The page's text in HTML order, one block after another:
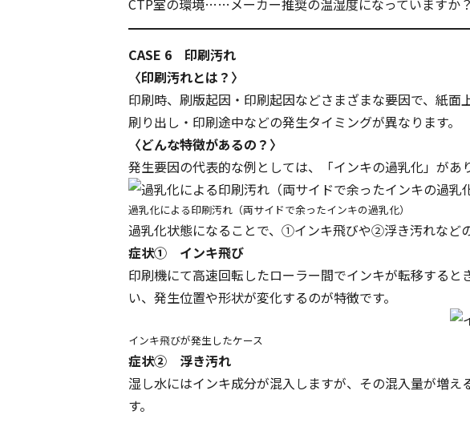
CTP室の環境……メーカー推奨の温湿度になっていますか
CASE 6 印刷汚れ
〈印刷汚れとは？〉
印刷時、刷版起因・印刷起因などさまざまな要因で、紙面
刷り出し・印刷途中などの発生タイミングが異なります。
〈どんな特徴があるの？〉
発生要因の代表的な例としては、
「インキの過乳化」 があ
過乳化による印刷汚れ（両サイドで余ったインキの過乳化）
過乳化状態になることで、①インキ飛びや②浮き汚れなど
症状① インキ飛び
印刷機にて高速回転したローラー間でインキが転移する
い、発生位置や形状が変化するのが特徴です。
インキ飛びが発生したケース
症状② 浮き汚れ
湿し水にはインキ成分が混入しますが、その混入量が増
す。